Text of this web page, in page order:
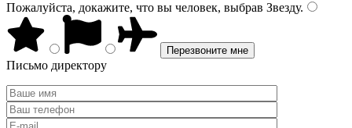
Пожалуйста, докажите, что вы человек, выбрав Звезду.
Письмо директору